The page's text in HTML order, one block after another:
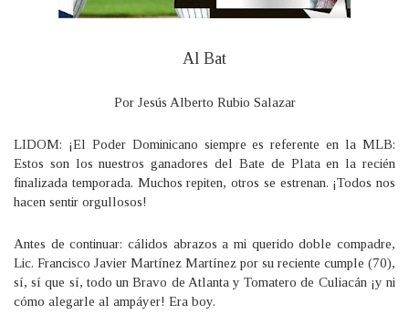
Al Bat
Por Jesús Alberto Rubio Salazar
LIDOM: ¡El Poder Dominicano siempre es referente en la MLB:
Estos son los nuestros ganadores del Bate de Plata en la recién
finalizada temporada. Muchos repiten, otros se estrenan. ¡Todos nos
hacen sentir orgullosos!
Antes de continuar: cálidos abrazos a mi querido doble compadre,
Lic. Francisco Javier Martínez Martínez por su reciente cumple (70),
sí, sí que sí, todo un Bravo de Atlanta y Tomatero de Culiacán ¡y ni
cómo alegarle al ampáyer! Era boy.